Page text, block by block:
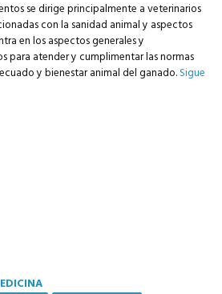
se dirige principalmente a veterinarios
con la sanidad animal y aspectos
en los aspectos generales y
para atender y cumplimentar las normas
y bienestar animal del ganado.Sigue